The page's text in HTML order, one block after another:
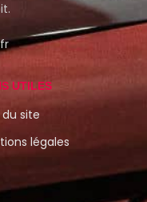
UTILES
du site
légales